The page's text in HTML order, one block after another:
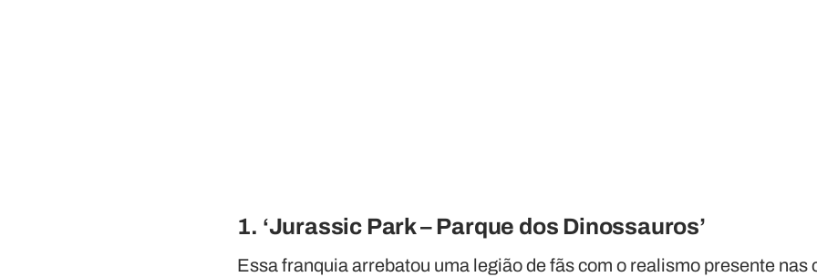
1. ‘Jurassic Park – Parque dos Dinossauros’
Essa franquia arrebatou uma legião de fãs com o realismo presente nas